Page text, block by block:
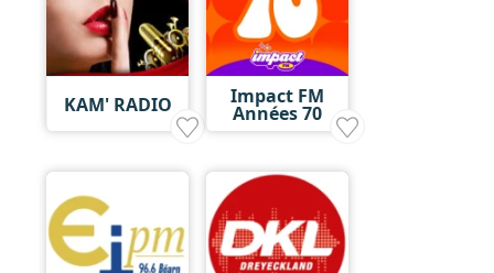
KAM' RADIO Impact FM
Années 70